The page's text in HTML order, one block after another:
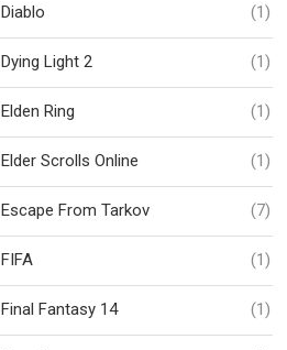
Diablo (1)
Dying Light 2 (1)
Elden Ring (1)
Elder Scrolls Online (1)
Escape From Tarkov (7)
FIFA (1)
Final Fantasy 14 (1)